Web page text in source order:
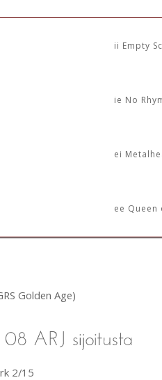
ii Empty
ie No
ei
ee Queen
Golden Age)
2/15